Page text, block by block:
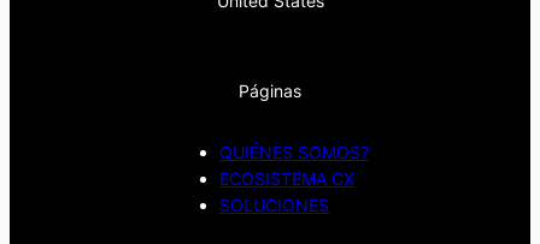
Páginas
QUIÉNES SOMOS?
ECOSISTEMA CX
SOLUCIONES